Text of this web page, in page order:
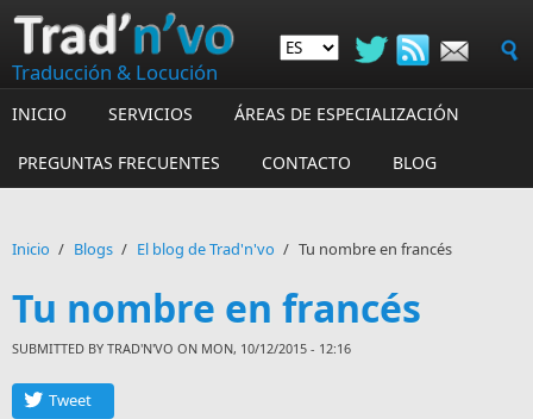
Skip to main content
Traducción & Locución
INICIO SERVICIOS ÁREAS DE ESPECIALIZACIÓN
PREGUNTAS FRECUENTES CONTACTO BLOG
Inicio / Blogs / El blog de Trad'n'vo / Tu nombre en francés
Tu nombre en francés
SUBMITTED BY TRAD'N'VO ON MON, 10/12/2015 - 12:16
Tweet